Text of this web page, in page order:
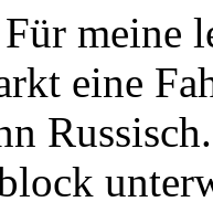
meine
eine